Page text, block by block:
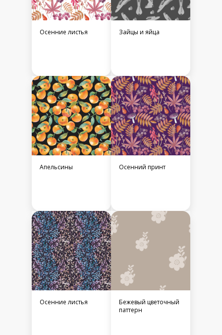
Осенние листья Зайцы и яйца
Апельсины Осенний принт
Осенние листья
Бежевый цветочный
паттерн